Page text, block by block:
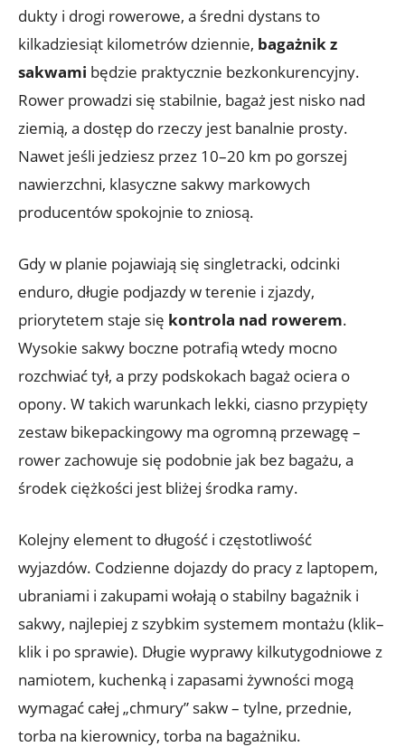
dukty i drogi rowerowe, a średni dystans to
kilkadziesiąt kilometrów dziennie, bagażnik z
sakwami będzie praktycznie bezkonkurencyjny.
Rower prowadzi się stabilnie, bagaż jest nisko nad
ziemią, a dostęp do rzeczy jest banalnie prosty.
Nawet jeśli jedziesz przez 10–20 km po gorszej
nawierzchni, klasyczne sakwy markowych
producentów spokojnie to zniosą.
Gdy w planie pojawiają się singletracki, odcinki
enduro, długie podjazdy w terenie i zjazdy,
priorytetem staje się kontrola nad rowerem.
Wysokie sakwy boczne potrafią wtedy mocno
rozchwiać tył, a przy podskokach bagaż ociera o
opony. W takich warunkach lekki, ciasno przypięty
zestaw bikepackingowy ma ogromną przewagę –
rower zachowuje się podobnie jak bez bagażu, a
środek ciężkości jest bliżej środka ramy.
Kolejny element to długość i częstotliwość
wyjazdów. Codzienne dojazdy do pracy z laptopem,
ubraniami i zakupami wołają o stabilny bagażnik i
sakwy, najlepiej z szybkim systemem montażu (klik–
klik i po sprawie). Długie wyprawy kilkutygodniowe z
namiotem, kuchenką i zapasami żywności mogą
wymagać całej „chmury” sakw – tylne, przednie,
torba na kierownicy, torba na bagażniku.